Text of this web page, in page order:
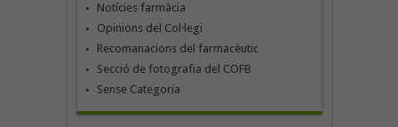
Notícies farmàcia
Opinions del Col·legi
Recomanacions del farmacèutic
Secció de fotografia del COFB
Sense Categoria